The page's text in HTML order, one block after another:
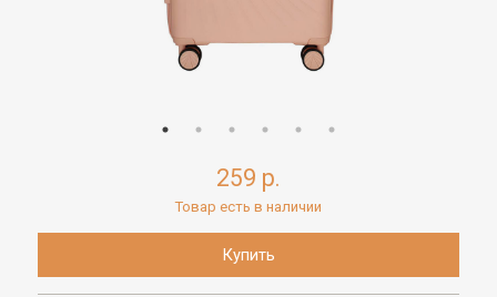
259 р.
Товар есть в наличии